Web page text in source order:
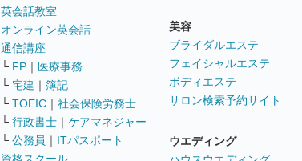
英会話教室
オンライン英会話
通信講座
└ FP ｜ 医療事務
└ 宅建 ｜ 簿記
└ TOEIC ｜ 社会保険労務士
└ 行政書士 ｜ ケアマネジャー
└ 公務員 ｜ ITパスポート
美容
ブライダルエステ
フェイシャルエステ
ボディエステ
サロン検索予約サイト
ウエディング